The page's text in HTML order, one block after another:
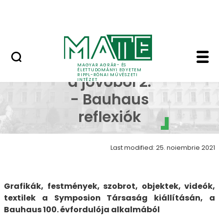
MAGYAR AGRÁR- ÉS
ÉLETTUDOMÁNYI EGYETEM
RIPPL-RÓNAI MŰVÉSZETI
INTÉZET
Inspirációk a jövőből
Inspirációk
a jövőből 2.
- Bauhaus
reflexiók
Last modified: 25. noiembrie 2021
Grafikák, festmények, szobrot, objektek, videók,
textilek a Symposion Társaság kiállításán, a
Bauhaus 100. évfordulója alkalmából